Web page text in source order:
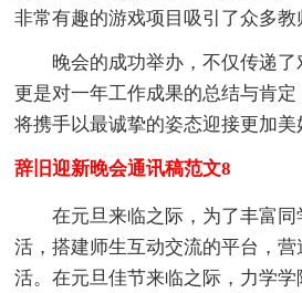
非常有趣的游戏项目吸引了众多教
晚会的成功举办，不仅传递了
更是对一年工作成果的总结与肯
将携手以最诚挚的姿态迎接更加美
辞旧迎新晚会通讯稿范文8
在元旦来临之际，为了丰富
活，搭建师生互动交流的平台，
活。在元旦佳节来临之际，力学